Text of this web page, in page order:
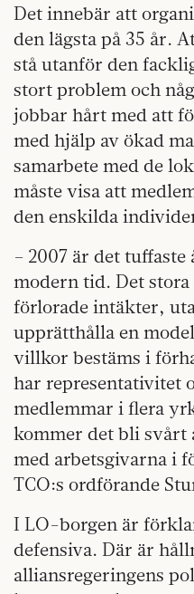
Det innebär att
den lägsta på 35 år.
stå utanför den
stort problem och
jobbar hårt med att
med hjälp av ökad
samarbete med de
måste visa att
den enskilda
– 2007 är det
modern tid. Det
förlorade intäkter,
upprätthålla en
villkor bestäms i
har representativitet
medlemmar i flera
kommer det bli svårt
med arbetsgivarna i
TCO:s ordförande
I LO-borgen är
defensiva. Där är
alliansregeringens